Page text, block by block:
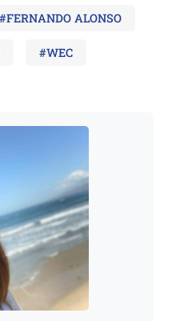
#FERNANDO ALONSO
#WEC